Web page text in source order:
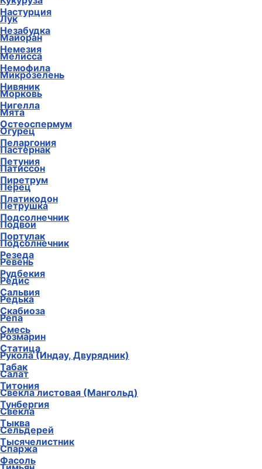
Настурция
Незабудка
Немезия
Немофила
Нивяник
Нигелла
Остеоспермум
Пеларгония
Петуния
Пиретрум
Платикодон
Подсолнечник
Портулак
Резеда
Рудбекия
Сальвия
Скабиоза
Смесь
Статица
Табак
Титония
Тунбергия
Тыква
Тысячелистник
Фасоль
Лук
Майоран
Мелисса
Микрозелень
Морковь
Мята
Огурец
Пастернак
Патиссон
Перец
Петрушка
Подвои
Подсолнечник
Ревень
Редис
Редька
Репа
Розмарин
Рукола (Индау, Двурядник)
Салат
Свекла листовая (Мангольд)
Свекла
Сельдерей
Спаржа